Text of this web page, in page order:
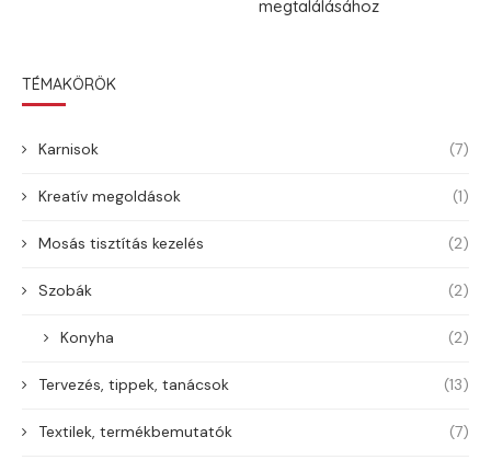
megtalálásához
TÉMAKÖRÖK
Karnisok (7)
Kreatív megoldások (1)
Mosás tisztítás kezelés (2)
Szobák (2)
Konyha (2)
Tervezés, tippek, tanácsok (13)
Textilek, termékbemutatók (7)